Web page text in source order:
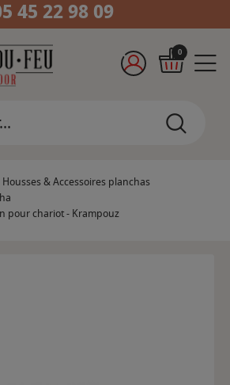
45 22 98 09
0
Housses & Accessoires planchas
pour chariot - Krampouz